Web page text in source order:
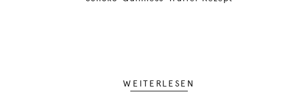
WEITERLESEN